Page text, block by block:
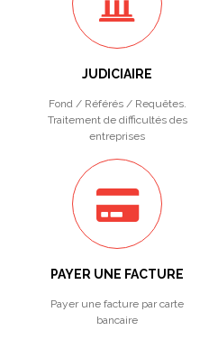
JUDICIAIRE
Fond / Référés / Requêtes.
Traitement de difficultés des
entreprises
PAYER UNE FACTURE
Payer une facture par carte
bancaire